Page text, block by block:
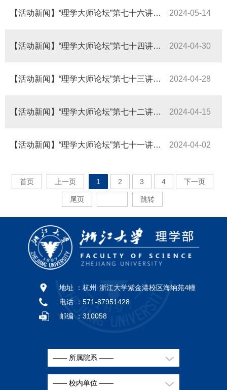
【活动新闻】“理学大师论坛”第七十六讲—封东来院士：爱上“大眼睛”的九个理由 2024-05-14
【活动新闻】“理学大师论坛”第七十四讲—谢作伟院士：B-H键选择性催化活化及碳硼烷可控官能团化的研究 2024-04-30
【活动新闻】“理学大师论坛”第七十三讲—韩占文院士：恒星物理的发展与挑战 2024-04-28
【活动新闻】“理学大师论坛”第七十二讲—李晨钟院士：生物光电子芯片在疾病诊疗上的应用 2024-04-15
【活动新闻】“理学大师论坛”第七十一讲—黄乃正院士：Chiral Tetraphenylenes: Resolutions, Reactions and Asymmetric Catalysis 2024-04-02
首页 上一页 1 2 3 4 下一页
尾页 跳转
地址 ： 杭州·浙江大学紫金港校区海纳苑4幢
电话 ： 571-87951428
邮编 ： 310058
—— 所属院系 ——
—— 校内单位 ——